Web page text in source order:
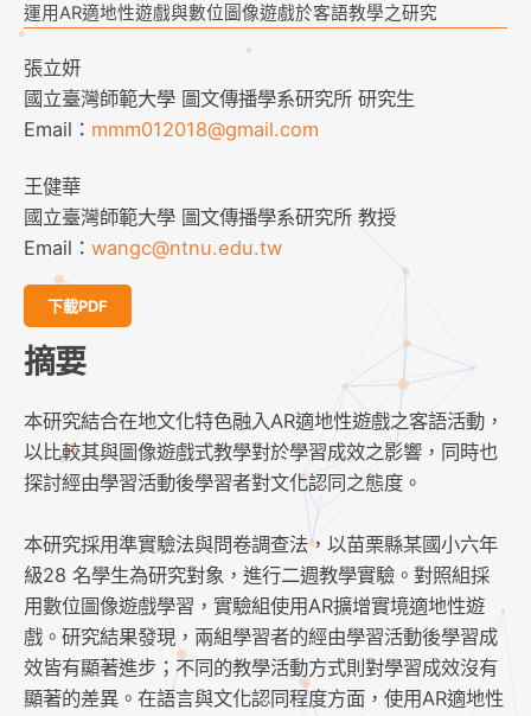
運用AR適地性遊戲與數位圖像遊戲於客語教學之研究
張立妍
國立臺灣師範大學 圖文傳播學系研究所 研究生
Email： mmm012018@gmail.com
王健華
國立臺灣師範大學 圖文傳播學系研究所 教授
Email： wangc@ntnu.edu.tw
下載PDF
摘要
本研究結合在地文化特色融入AR適地性遊戲之客語活動，
以比較其與圖像遊戲式教學對於學習成效之影響，同時也
探討經由學習活動後學習者對文化認同之態度。
本研究採用準實驗法與問卷調查法，以苗栗縣某國小六年
級28 名學生為研究對象，進行二週教學實驗。對照組採
用數位圖像遊戲學習，實驗組使用AR擴增實境適地性遊
戲。研究結果發現，兩組學習者的經由學習活動後學習成
效皆有顯著進步；不同的教學活動方式則對學習成效沒有
顯著的差異。在語言與文化認同程度方面，使用AR適地性